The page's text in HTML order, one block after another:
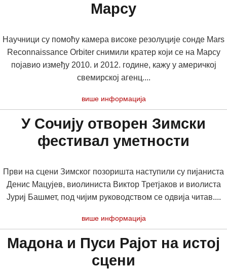
Марсу
Научници су помоћу камера високе резолуције сонде Mars
Reconnaissance Orbiter снимили кратер који се на Марсу
појавио између 2010. и 2012. године, кажу у америчкој
свемирској агенц....
више информација
У Сочију отворен Зимски
фестивал уметности
Први на сцени Зимског позоришта наступили су пијаниста
Денис Мацујев, виолиниста Виктор Третјаков и виолиста
Јуриј Башмет, под чијим руководством се одвија читав....
више информација
Мадона и Пуси Рајот на истој
сцени